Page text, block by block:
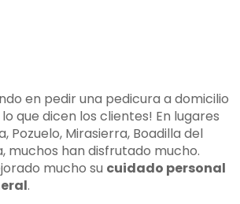
en pedir una pedicura a domicilio
que dicen los clientes! En lugares
Pozuelo, Mirasierra, Boadilla del
muchos han disfrutado mucho.
mucho su cuidado personal
.